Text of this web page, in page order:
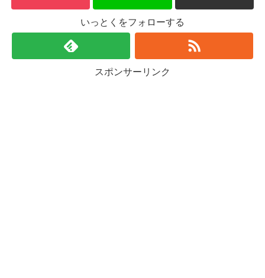
いっとくをフォローする
スポンサーリンク